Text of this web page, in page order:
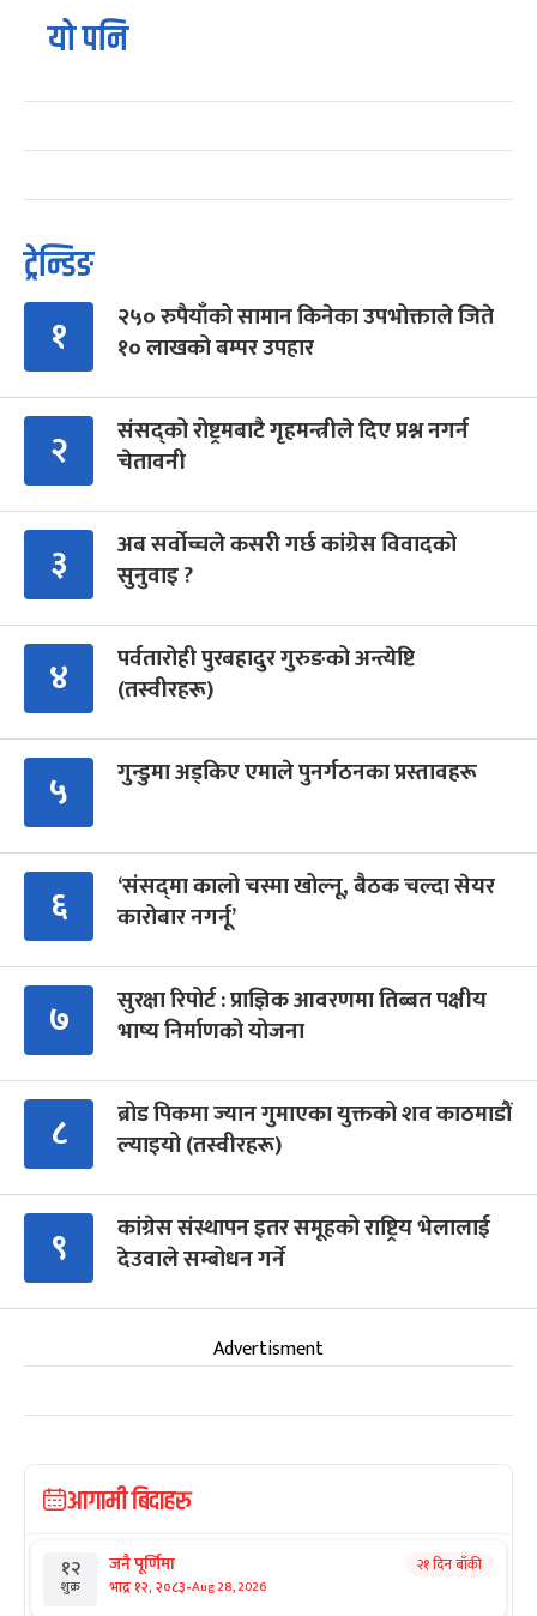
यो पनि
ट्रेन्डिङ
१
२५० रुपैयाँको सामान किनेका उपभोक्ताले जिते
१० लाखको बम्पर उपहार
२
संसद्को रोष्ट्रमबाटै गृहमन्त्रीले दिए प्रश्न नगर्न
चेतावनी
३
अब सर्वोच्चले कसरी गर्छ कांग्रेस विवादको
सुनुवाइ ?
४
पर्वतारोही पुरबहादुर गुरुङको अन्त्येष्टि
(तस्वीरहरू)
५ गुन्डुमा अड्किए एमाले पुनर्गठनका प्रस्तावहरू
६
‘संसद्‍मा कालो चस्मा खोल्नू, बैठक चल्दा सेयर
कारोबार नगर्नू’
७
सुरक्षा रिपोर्ट : प्राज्ञिक आवरणमा तिब्बत पक्षीय
भाष्य निर्माणको योजना
८
ब्रोड पिकमा ज्यान गुमाएका युक्तको शव काठमाडौं
ल्याइयो (तस्वीरहरू)
९
कांग्रेस संस्थापन इतर समूहको राष्ट्रिय भेलालाई
देउवाले सम्बोधन गर्ने
Advertisment
आगामी बिदाहरु
१२
शुक्र
जनै पूर्णिमा
भाद्र १२, २०८३-Aug 28, 2026
२१ दिन बाँकी